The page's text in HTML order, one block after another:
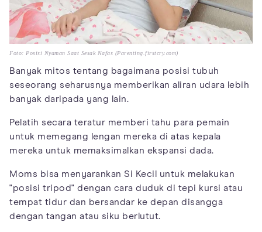
Foto: Posisi Nyaman Saat Sesak Nafas (Parenting.firstcry.com)
Banyak mitos tentang bagaimana posisi tubuh
seseorang seharusnya memberikan aliran udara lebih
banyak daripada yang lain.
Pelatih secara teratur memberi tahu para pemain
untuk memegang lengan mereka di atas kepala
mereka untuk memaksimalkan ekspansi dada.
Moms bisa menyarankan Si Kecil untuk melakukan
"posisi tripod" dengan cara duduk di tepi kursi atau
tempat tidur dan bersandar ke depan disangga
dengan tangan atau siku berlutut.